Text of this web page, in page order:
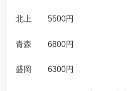
北上 5500円
青森 6800円
盛岡 6300円